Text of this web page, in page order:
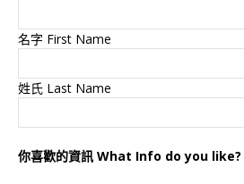
名字 First Name
姓氏 Last Name
你喜歡的資訊 What Info do you like?